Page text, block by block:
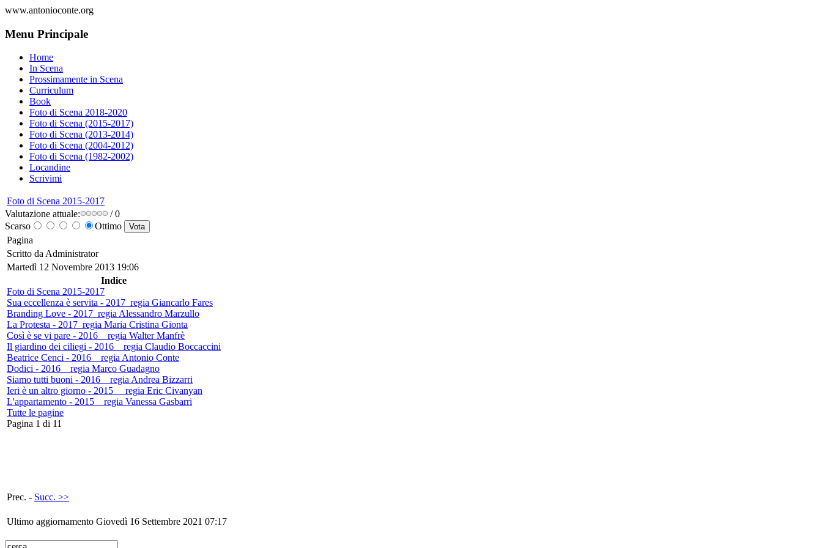
www.antonioconte.org
Menu Principale
Home
In Scena
Prossimamente in Scena
Curriculum
Book
Foto di Scena 2018-2020
Foto di Scena (2015-2017)
Foto di Scena (2013-2014)
Foto di Scena (2004-2012)
Foto di Scena (1982-2002)
Locandine
Scrivimi
Foto di Scena 2015-2017
Valutazione attuale:
/ 0
Scarso
Ottimo
Pagina
Scritto da Administrator
Martedì 12 Novembre 2013 19:06
Indice
Foto di Scena 2015-2017
Sua eccellenza è servita - 2017_regia Giancarlo Fares
Branding Love - 2017_regia Alessandro Marzullo
La Protesta - 2017_regia Maria Cristina Gionta
Così è se vi pare - 2016__regia Walter Manfrè
Il giardino dei ciliegi - 2016__regia Claudio Boccaccini
Beatrice Cenci - 2016__regia Antonio Conte
Dodici - 2016__regia Marco Guadagno
Siamo tutti buoni - 2016__regia Andrea Bizzarri
Ieri è un altro giorno - 2015 __regia Eric Civanyan
L'appartamento - 2015__regia Vanessa Gasbarri
Tutte le pagine
Pagina 1 di 11
Prec. - Succ. >>
Ultimo aggiornamento Giovedì 16 Settembre 2021 07:17